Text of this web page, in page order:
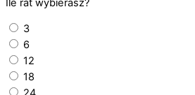
Ile rat wybierasz?
3
6
12
18